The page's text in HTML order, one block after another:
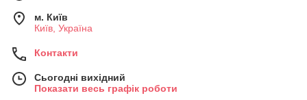
м. Київ
Київ, Україна
Контакти
Сьогодні вихідний
Показати весь графік роботи